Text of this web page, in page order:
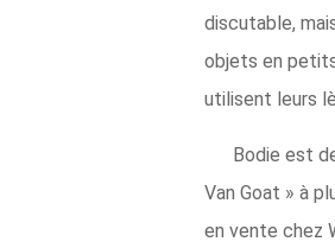
discutable,
objets en
utilisent leurs
Bodie est
Van Goat » à
en vente chez